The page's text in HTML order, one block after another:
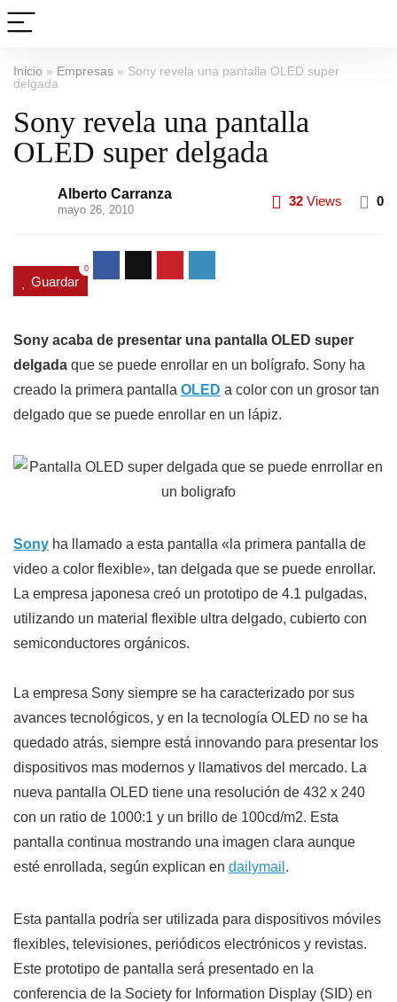
Inicio » Empresas » Sony revela una pantalla OLED super
delgada
Sony revela una pantalla
OLED super delgada
Alberto Carranza
mayo 26, 2010
32 Views 0
Guardar
0
Sony acaba de presentar una pantalla OLED super
delgada que se puede enrollar en un bolígrafo. Sony ha
creado la primera pantalla OLED a color con un grosor tan
delgado que se puede enrollar en un lápiz.
Sony ha llamado a esta pantalla «la primera pantalla de
video a color flexible», tan delgada que se puede enrollar.
La empresa japonesa creó un prototipo de 4.1 pulgadas,
utilizando un material flexible ultra delgado, cubierto con
semiconductores orgánicos.
La empresa Sony siempre se ha caracterizado por sus
avances tecnológicos, y en la tecnología OLED no se ha
quedado atrás, siempre está innovando para presentar los
dispositivos mas modernos y llamativos del mercado. La
nueva pantalla OLED tiene una resolución de 432 x 240
con un ratio de 1000:1 y un brillo de 100cd/m2. Esta
pantalla continua mostrando una imagen clara aunque
esté enrollada, según explican en dailymail .
Esta pantalla podría ser utilizada para dispositivos móviles
flexibles, televisiones, periódicos electrónicos y revistas.
Este prototipo de pantalla será presentado en la
conferencia de la Society for Information Display (SID) en